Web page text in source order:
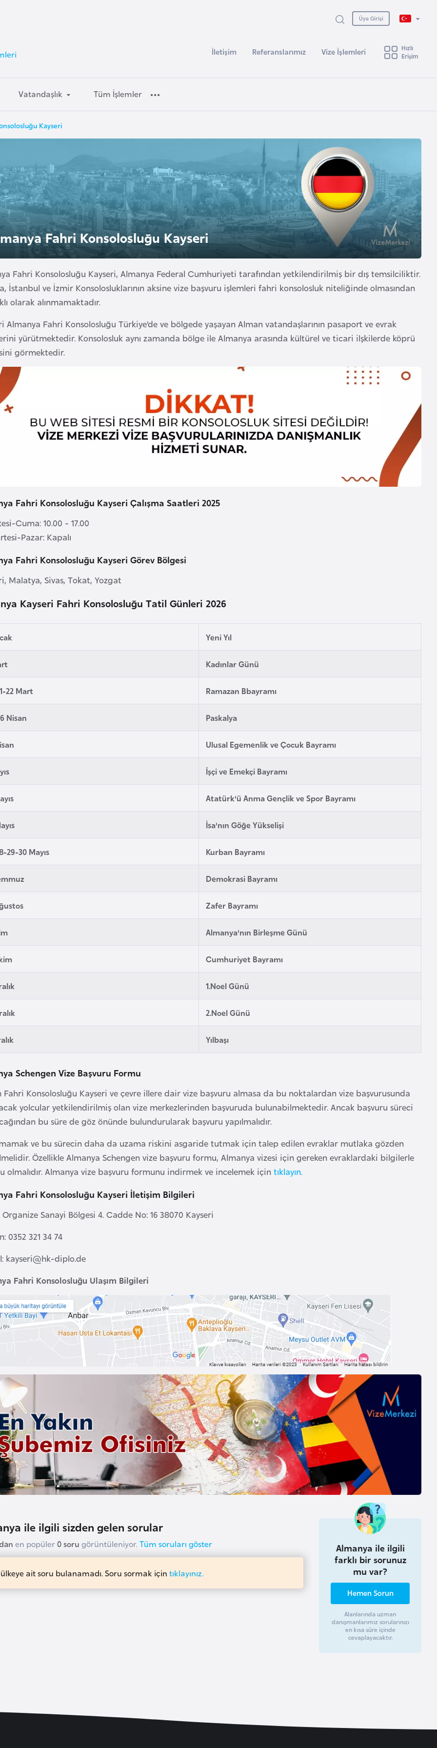
Üye Girişi
İletişim Referanslarımız Vize İşlemleri
Hızlı
Erişim
Vatandaşlık Tüm İşlemler
Kayseri
Fahri Konsolosluğu Kayseri
Fahri Konsolosluğu Kayseri, Almanya Federal Cumhuriyeti tarafından yetkilendirilmiş bir dış temsilciliktir.
İstanbul ve İzmir Konsolosluklarının aksine vize başvuru işlemleri fahri konsolosluk niteliğinde olmasından
olarak alınmamaktadır.
Almanya Fahri Konsolosluğu Türkiye’de ve bölgede yaşayan Alman vatandaşlarının pasaport ve evrak
yürütmektedir. Konsolosluk aynı zamanda bölge ile Almanya arasında kültürel ve ticari ilşkilerde köprü
görmektedir.
Fahri Konsolosluğu Kayseri Çalışma Saatleri 2025
Cuma: 10.00 - 17.00
Pazar: Kapalı
Fahri Konsolosluğu Kayseri Görev Bölgesi
Malatya, Sivas, Tokat, Yozgat
Kayseri Fahri Konsolosluğu Tatil Günleri 2026
Yeni Yıl
Kadınlar Günü
22 Mart Ramazan Bbayramı
Nisan Paskalya
Ulusal Egemenlik ve Çocuk Bayramı
İşçi ve Emekçi Bayramı
Atatürk'ü Anma Gençlik ve Spor Bayramı
İsa'nın Göğe Yükselişi
29-30 Mayıs Kurban Bayramı
Demokrasi Bayramı
Zafer Bayramı
Almanya'nın Birleşme Günü
Cumhuriyet Bayramı
1.Noel Günü
2.Noel Günü
Yılbaşı
Schengen Vize Başvuru Formu
Fahri Konsolosluğu Kayseri ve çevre illere dair vize başvuru almasa da bu noktalardan vize başvurusunda
yolcular yetkilendirilmiş olan vize merkezlerinden başvuruda bulunabilmektedir. Ancak başvuru süreci
bu süre de göz önünde bulundurularak başvuru yapılmalıdır.
ve bu sürecin daha da uzama riskini asgaride tutmak için talep edilen evraklar mutlaka gözden
Özellikle Almanya Schengen vize başvuru formu, Almanya vizesi için gereken evraklardaki bilgilerle
olmalıdır. Almanya vize başvuru formunu indirmek ve incelemek için tıklayın.
Fahri Konsolosluğu Kayseri İletişim Bilgileri
Organize Sanayi Bölgesi 4. Cadde No: 16 38070 Kayseri
0352 321 34 74
kayseri@hk-diplo.de
Fahri Konsolosluğu Ulaşım Bilgileri
ile ilgili sizden gelen sorular
en popüler0 soru görüntüleniyor. Tüm soruları göster
ait soru bulanamadı. Soru sormak için tıklayınız.
Almanya ile ilgili
farklı bir sorunuz
mu var?
Hemen Sorun
Alanlarında uzman
danışmanlarımız sorularınızı
en kısa süre içinde
cevaplayacaktır.